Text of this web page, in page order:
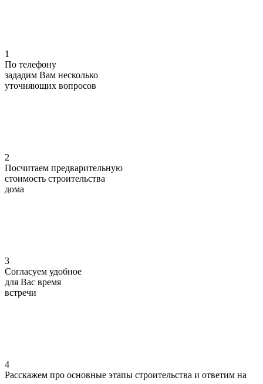
1
По телефону
зададим Вам несколько
уточняющих вопросов
2
Посчитаем предварительную
стоимость строительства
дома
3
Согласуем удобное
для Вас время
встречи
4
Расскажем про основные этапы строительства и ответим на